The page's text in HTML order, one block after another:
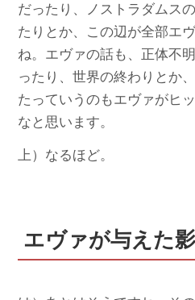
だったり、ノストラダムス
たりとか、この辺が全部エ
ね。エヴァの話も、正体不
ったり、世界の終わりとか
たっていうのもエヴァがヒ
なと思います。
上）なるほど。
エヴァが与えた